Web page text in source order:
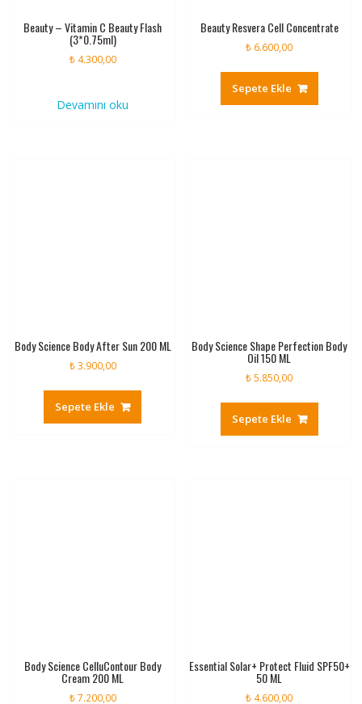
Beauty – Vitamin C Beauty Flash
(3*0.75ml)
₺4.300,00
Devamını oku
Beauty Resvera Cell Concentrate
₺ 6.600,00
Sepete Ekle
Body Science Body After Sun 200 ML
₺3.900,00
Sepete Ekle
Body Science Shape Perfection Body
Oil 150 ML
₺5.850,00
Sepete Ekle
Body Science CelluContour Body
Cream 200 ML
₺7.200,00
Essential Solar+ Protect Fluid SPF50+
50 ML
₺ 4.600,00